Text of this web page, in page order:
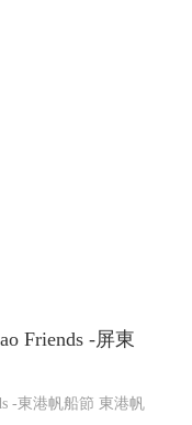
Friends -屏東
-東港帆船節 東港帆